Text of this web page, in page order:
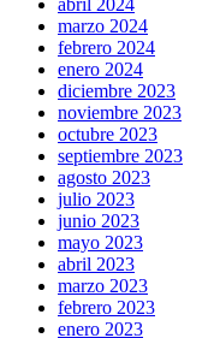
abril 2024
marzo 2024
febrero 2024
enero 2024
diciembre 2023
noviembre 2023
octubre 2023
septiembre 2023
agosto 2023
julio 2023
junio 2023
mayo 2023
abril 2023
marzo 2023
febrero 2023
enero 2023